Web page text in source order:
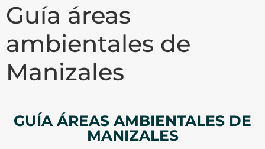
Guía áreas
ambientales de
Manizales
GUÍA ÁREAS AMBIENTALES DE
MANIZALES